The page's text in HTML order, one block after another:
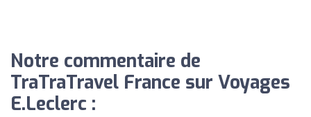
Notre commentaire de
TraTraTravel France sur Voyages
E.Leclerc :